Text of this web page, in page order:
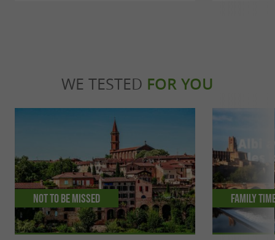
WE TESTED FOR YOU
Not to be missed Family